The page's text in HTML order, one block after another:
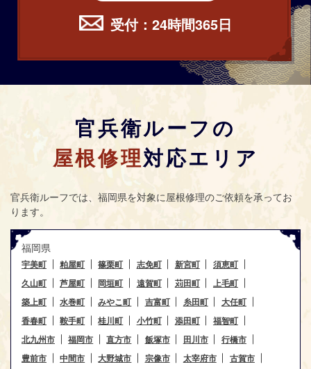
受付：24時間365日
官兵衛ルーフの
屋根修理対応エリア
官兵衛ルーフでは、福岡県を対象に屋根修理のご依頼を承ってお
ります。
福岡県
宇美町 粕屋町 篠栗町 志免町 新宮町
須恵町
久山町
芦屋町 岡垣町 遠賀町 苅田町
上毛町
築上町
水巻町 みやこ町 吉富町 糸田町
大任町
香春町
鞍手町 桂川町 小竹町 添田町
福智町
北九州市
福岡市 直方市 飯塚市 田川市
行橋市
豊前市
中間市 大野城市 宗像市 太宰府市
古賀市